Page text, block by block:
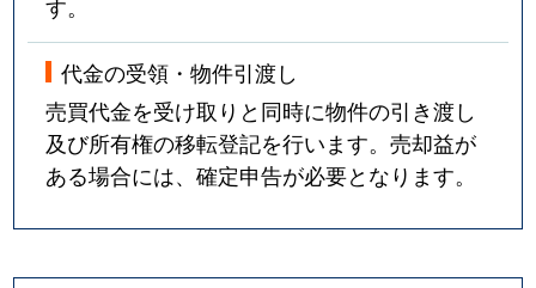
代金の受領・物件引渡し
売買代金を受け取りと同時に物件の引き渡し
及び所有権の移転登記を行います。売却益が
ある場合には、確定申告が必要となります。